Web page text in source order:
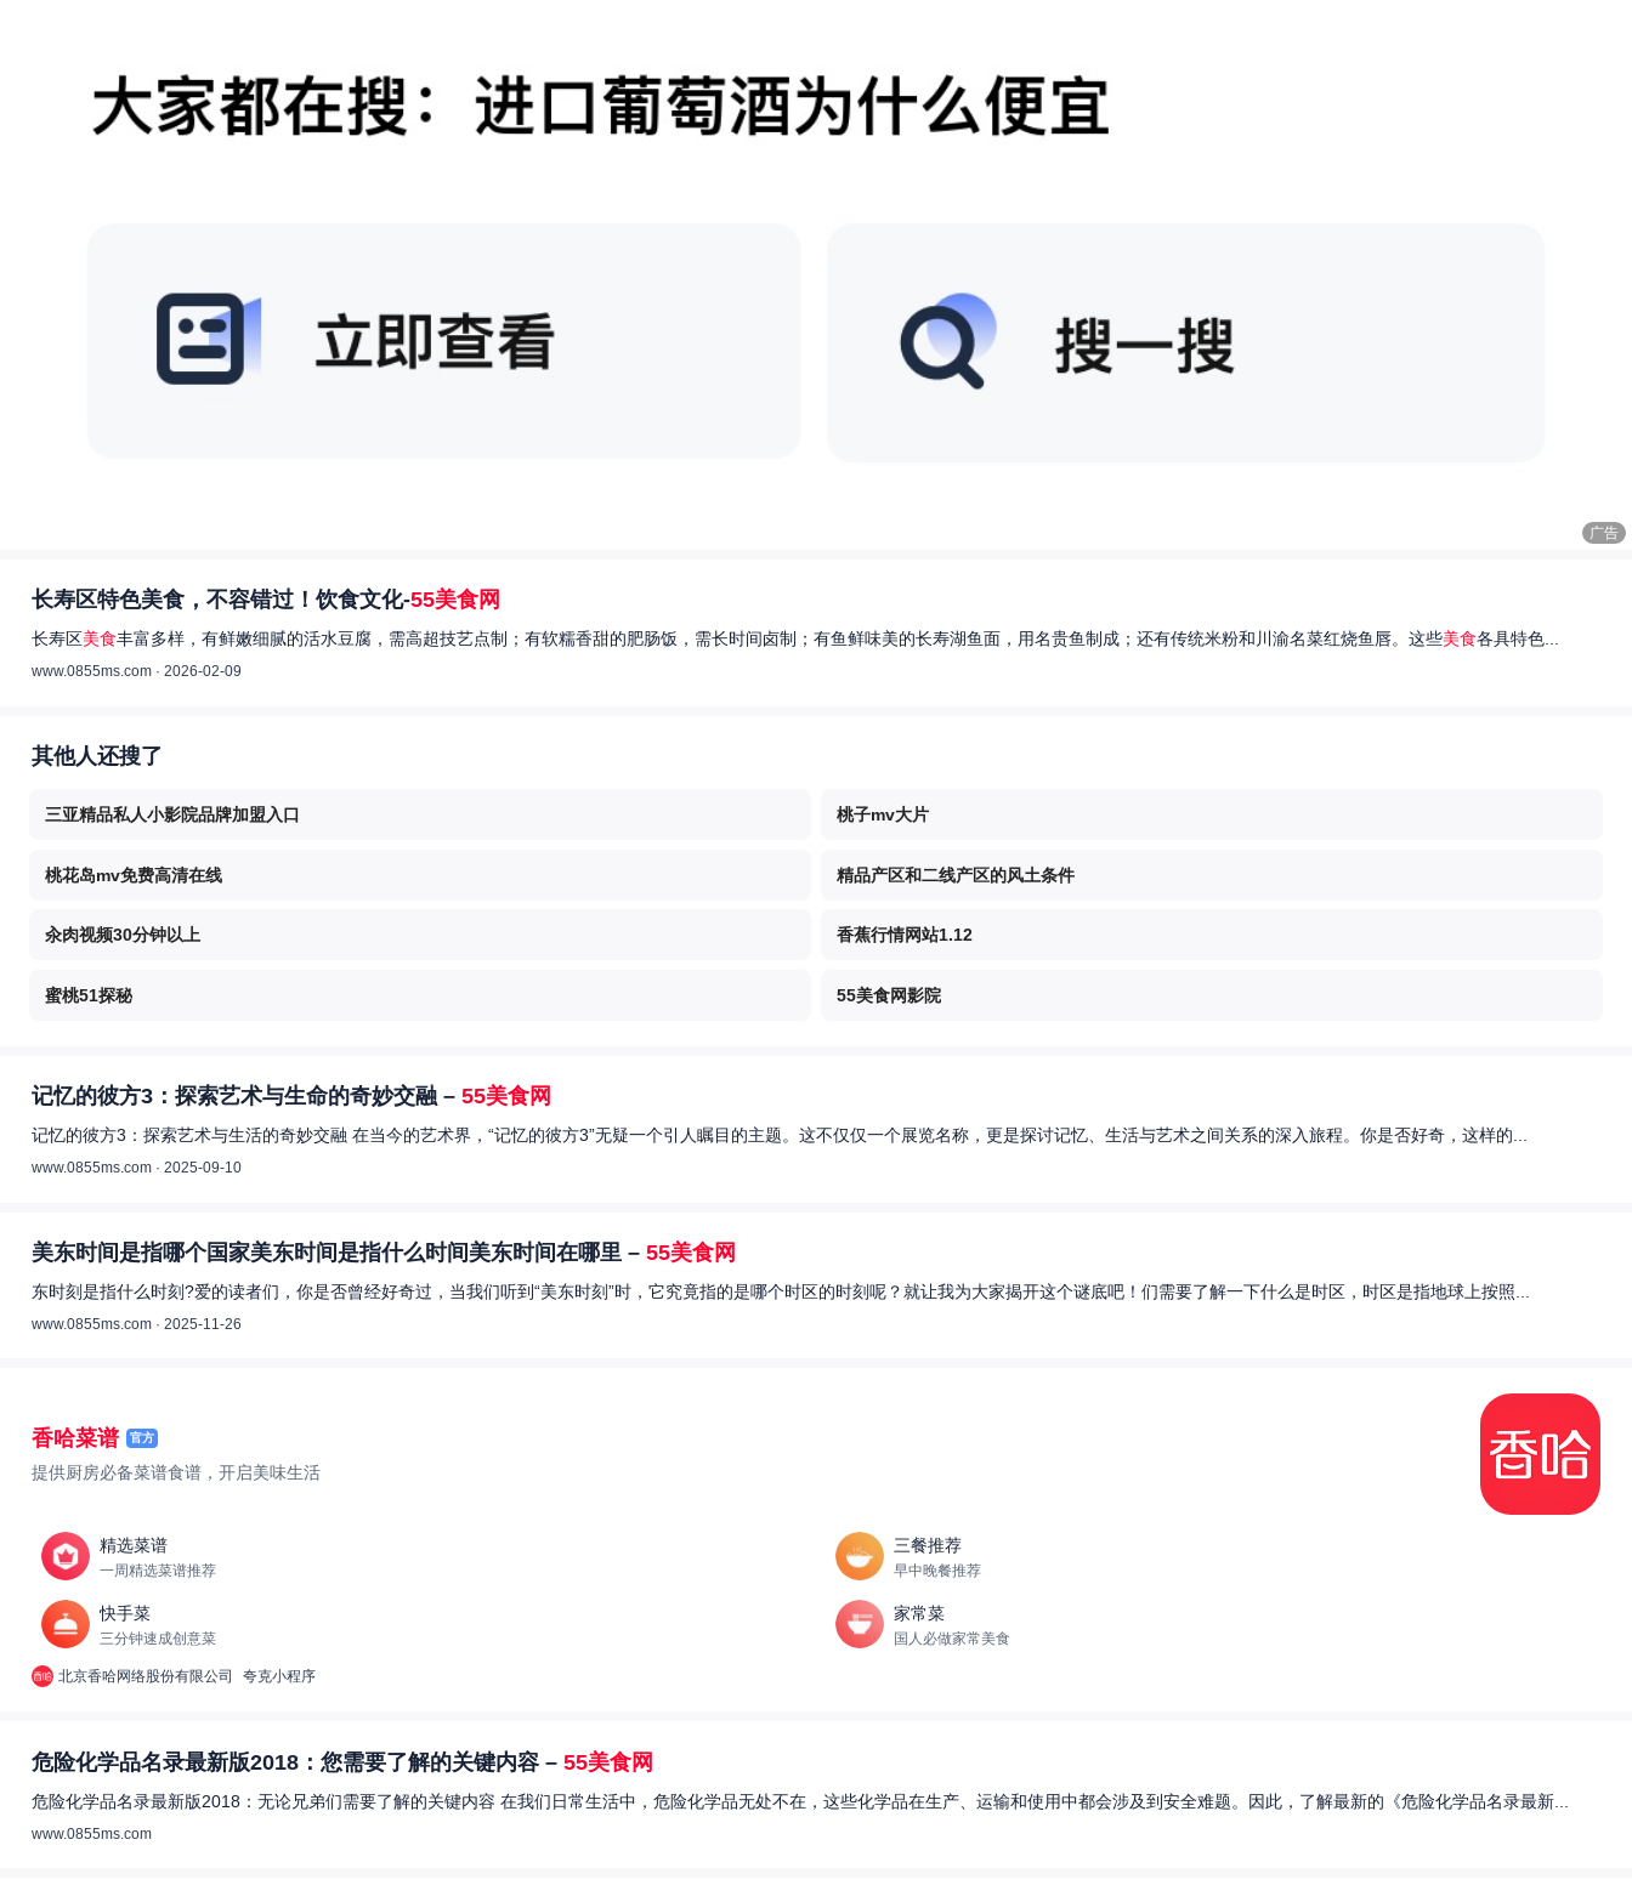
广告
长寿区特色美食，不容错过！饮食文化-55美食网
长寿区美食丰富多样，有鲜嫩细腻的活水豆腐，需高超技艺点制；有软糯香甜的肥肠饭，需长时间卤制；有鱼鲜味美的长寿湖鱼面，用名贵鱼制成；还有传统米粉和川渝名菜红烧鱼唇。这些美食各具特色...
www.0855ms.com · 2026-02-09
其他人还搜了
三亚精品私人小影院品牌加盟入口 桃子mv大片
桃花岛mv免费高清在线 精品产区和二线产区的风土条件
汆肉视频30分钟以上 香蕉行情网站1.12
蜜桃51探秘 55美食网影院
记忆的彼方3：探索艺术与生命的奇妙交融 – 55美食网
记忆的彼方3：探索艺术与生活的奇妙交融 在当今的艺术界，“记忆的彼方3”无疑一个引人瞩目的主题。这不仅仅一个展览名称，更是探讨记忆、生活与艺术之间关系的深入旅程。你是否好奇，这样的...
www.0855ms.com · 2025-09-10
美东时间是指哪个国家美东时间是指什么时间美东时间在哪里 – 55美食网
东时刻是指什么时刻?爱的读者们，你是否曾经好奇过，当我们听到“美东时刻”时，它究竟指的是哪个时区的时刻呢？就让我为大家揭开这个谜底吧！们需要了解一下什么是时区，时区是指地球上按照...
www.0855ms.com · 2025-11-26
香哈菜谱 官方
提供厨房必备菜谱食谱，开启美味生活
精选菜谱
一周精选菜谱推荐
三餐推荐
早中晚餐推荐
快手菜
三分钟速成创意菜
家常菜
国人必做家常美食
北京香哈网络股份有限公司 夸克小程序
危险化学品名录最新版2018：您需要了解的关键内容 – 55美食网
危险化学品名录最新版2018：无论兄弟们需要了解的关键内容 在我们日常生活中，危险化学品无处不在，这些化学品在生产、运输和使用中都会涉及到安全难题。因此，了解最新的《危险化学品名录最新...
www.0855ms.com